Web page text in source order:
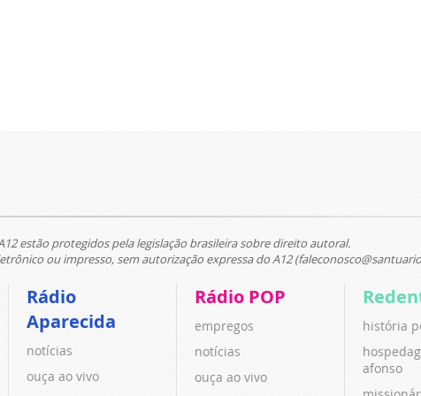
estão protegidos pela legislação brasileira sobre direito autoral.
ou impresso, sem autorização expressa do A12
Rádio
Aparecida
notícias
ouça ao vivo
Rádio POP
empregos
notícias
ouça ao vivo
história
afonso